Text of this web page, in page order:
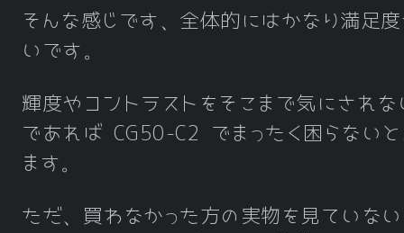
そんな感じです、全体的にはかなり満足
いです。
輝度やコントラストをそこまで気にされな
であれば CG50-C2 でまったく困らない
ます。
ただ、買わなかった方の実物を見ていな